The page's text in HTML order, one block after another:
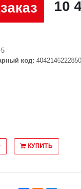
10
код: 4042146222850
КУПИТЬ